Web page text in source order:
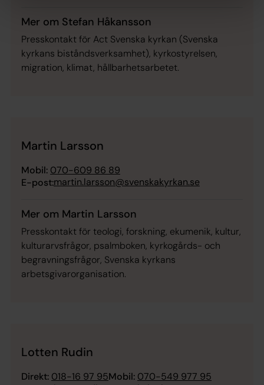
Mer om Stefan Håkansson
Presskontakt för Act Svenska kyrkan (Svenska
kyrkans biståndsverksamhet), kyrkostyrelsen,
migration, klimat, hållbarhetsarbetet.
Martin Larsson
Mobil: 070-609 86 89
E-post:martin.larsson@svenskakyrkan.se
Mer om Martin Larsson
Presskontakt för teologi, forskning, ekumenik, kultur,
kulturarvsfrågor, psalmboken, kyrkogårds- och
begravningsfrågor, Svenska kyrkans
arbetsgivarorganisation.
Lotten Rudin
Direkt: 018-16 97 95Mobil: 070-549 977 95